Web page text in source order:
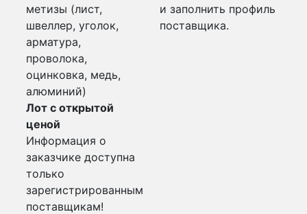
метизы (лист,
швеллер, уголок,
арматура,
проволока,
оцинковка, медь,
алюминий)
Лот с открытой
ценой
Информация о
заказчике доступна
только
зарегистрированным
поставщикам!
и заполнить профиль
поставщика.